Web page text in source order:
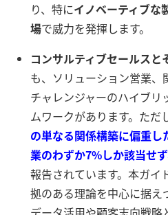
り、特にイノベーティブな
場で威力を発揮します。
コンサルティブセールスと
も、ソリューション営業、
チャレンジャーのハイブリ
ムワークがあります。ただ
の単なる関係構築に偏重
業のわずか7%しか該当せず
報告されています。本ガイ
拠のある理論を中心に据え